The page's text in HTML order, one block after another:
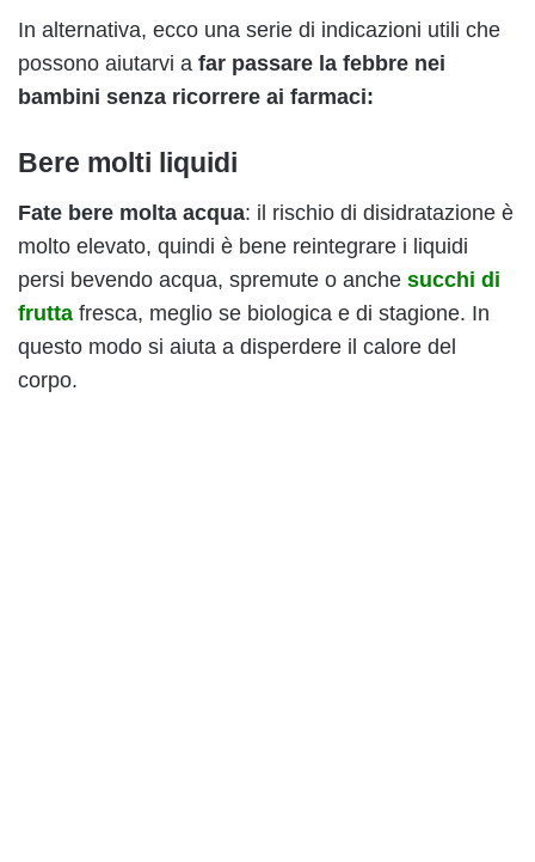
In alternativa, ecco una serie di indicazioni utili che
possono aiutarvi a far passare la febbre nei
bambini senza ricorrere ai farmaci:
Bere molti liquidi
Fate bere molta acqua: il rischio di disidratazione è
molto elevato, quindi è bene reintegrare i liquidi
persi bevendo acqua, spremute o anche succhi di
frutta fresca, meglio se biologica e di stagione. In
questo modo si aiuta a disperdere il calore del
corpo.